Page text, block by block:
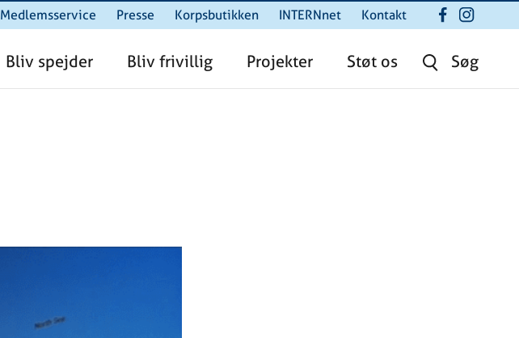
Medlemsservice Presse Korpsbutikken INTERNnet Kontakt
Søg
Bliv spejder Bliv frivillig Projekter Støt os